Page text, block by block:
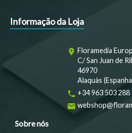
Informação da Loja
room Floramedia
C/ San Juan de
46970
Alaquàs
phone +34 963 503 288
email
Sobre nós